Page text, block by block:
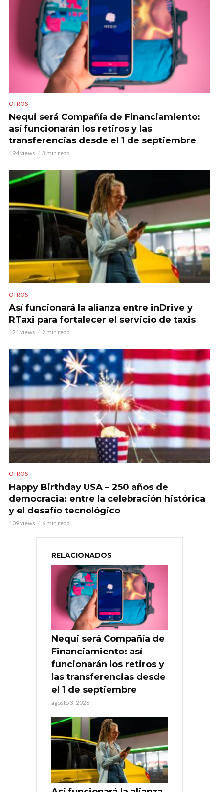
OTROS
Nequi será Compañía de Financiamiento:
así funcionarán los retiros y las
transferencias desde el 1 de septiembre
194 views 3 min read
OTROS
Así funcionará la alianza entre inDrive y
RTaxi para fortalecer el servicio de taxis
121 views 2 min read
OTROS
Happy Birthday USA – 250 años de
democracia: entre la celebración histórica
y el desafío tecnológico
109 views 6 min read
RELACIONADOS
Nequi será Compañía de
Financiamiento: así
funcionarán los retiros y
las transferencias desde
el 1 de septiembre
agosto 3, 2026